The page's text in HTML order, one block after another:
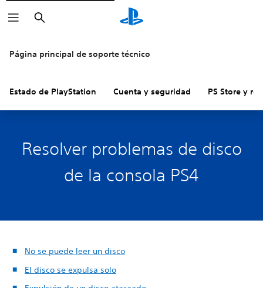
Buscar
Página principal de soporte técnico
Estado de PlayStation Cuenta y seguridad PS Store y
Resolver problemas de disco
de la consola PS4
No se puede leer un disco
El disco se expulsa solo